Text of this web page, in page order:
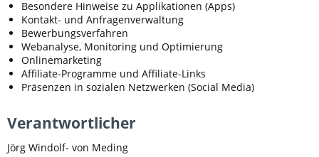
Besondere Hinweise zu Applikationen (Apps)
Kontakt- und Anfragenverwaltung
Bewerbungsverfahren
Webanalyse, Monitoring und Optimierung
Onlinemarketing
Affiliate-Programme und Affiliate-Links
Präsenzen in sozialen Netzwerken (Social Media)
Verantwortlicher
Jörg Windolf- von Meding